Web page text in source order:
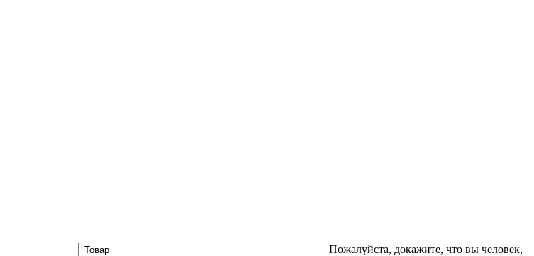
Пожалуйста, докажите, что вы человек,